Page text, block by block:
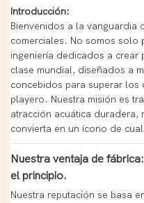
Introducción:
Bienvenidos a la vanguardia
comerciales. No somos solo
ingeniería dedicados a crear
clase mundial, diseñados a
concebidos para superar
playero. Nuestra misión es
atracción acuática duradera,
convierta en un ícono de
Nuestra ventaja de
el principio.
Nuestra reputación se basa